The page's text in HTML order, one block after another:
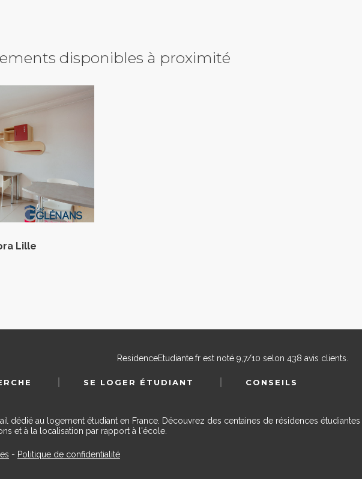
disponibles à proximité
Lille
ResidenceEtudiante.frest noté 9,7/10 selon 438 avis clients.
SE LOGER ÉTUDIANT
CONSEILS
dédié au logement étudiant en France. Découvrez des centaines de résidences
et à la localisation par rapport à l'école.
- Politique de confidentialité